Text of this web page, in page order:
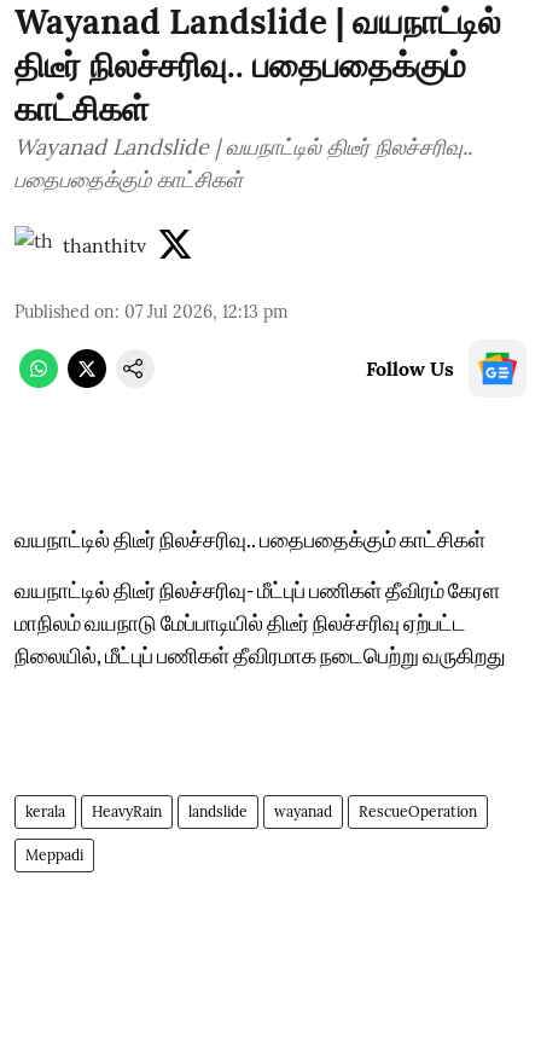
Wayanad Landslide | வயநாட்டில்
திடீர் நிலச்சரிவு.. பதைபதைக்கும்
காட்சிகள்
Wayanad Landslide | வயநாட்டில் திடீர் நிலச்சரிவு..
பதைபதைக்கும் காட்சிகள்
thanthitv
Published on: 07 Jul 2026, 12:13 pm
Follow Us
வயநாட்டில் திடீர் நிலச்சரிவு.. பதைபதைக்கும் காட்சிகள்
வயநாட்டில் திடீர் நிலச்சரிவு- மீட்புப் பணிகள் தீவிரம் கேரள
மாநிலம் வயநாடு மேப்பாடியில் திடீர் நிலச்சரிவு ஏற்பட்ட
நிலையில், மீட்புப் பணிகள் தீவிரமாக நடைபெற்று வருகிறது
kerala HeavyRain landslide wayanad RescueOperation
Meppadi